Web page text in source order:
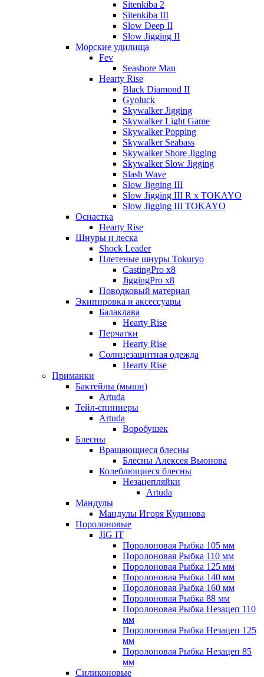
Sitenkiba 2
Sitenkiba III
Slow Deep II
Slow Jigging II
Морские удилища
Fev
Seashore Man
Hearty Rise
Black Diamond II
Gyoluck
Skywalker Jigging
Skywalker Light Game
Skywalker Popping
Skywalker Seabass
Skywalker Shore Jigging
Skywalker Slow Jigging
Slash Wave
Slow Jigging III
Slow Jigging III R x TOKAYO
Slow Jigging III TOKAYO
Оснастка
Hearty Rise
Шнуры и леска
Shock Leader
Плетеные шнуры Tokuryo
CastingPro x8
JiggingPro x8
Поводковый материал
Экипировка и аксессуары
Балаклава
Hearty Rise
Перчатки
Hearty Rise
Солнцезащитная одежда
Hearty Rise
Приманки
Бактейлы (мыши)
Artuda
Тейл-спиннеры
Artuda
Воробушек
Блесны
Вращающиеся блесны
Блесны Алексея Вьюнова
Колеблющиеся блесны
Незацепляйки
Artuda
Мандулы
Мандулы Игоря Кудинова
Поролоновые
JIG IT
Поролоновая Рыбка 105 мм
Поролоновая Рыбка 110 мм
Поролоновая Рыбка 125 мм
Поролоновая Рыбка 140 мм
Поролоновая Рыбка 160 мм
Поролоновая Рыбка 88 мм
Поролоновая Рыбка Незацеп 110
мм
Поролоновая Рыбка Незацеп 125
мм
Поролоновая Рыбка Незацеп 85
мм
Силиконовые